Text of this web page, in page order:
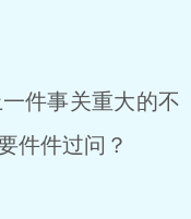
件事关重大的不
件件过问？